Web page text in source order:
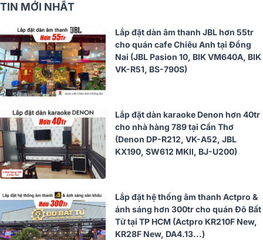
TIN MỚI NHẤT
Lắp đặt dàn âm thanh JBL hơn 55tr
cho quán cafe Chiêu Anh tại Đồng
Nai (JBL Pasion 10, BIK VM640A, BIK
VK-R51, BS-790S)
Lắp đặt dàn karaoke Denon hơn 40tr
cho nhà hàng 789 tại Cần Thơ
(Denon DP-R212, VK-A52, JBL
KX190, SW612 MKII, BJ-U200)
Lắp đặt hệ thống âm thanh Actpro &
ánh sáng hơn 300tr cho quán Đô Bất
Tử tại TP HCM (Actpro KR210F New,
KR28F New, DA4.13...)